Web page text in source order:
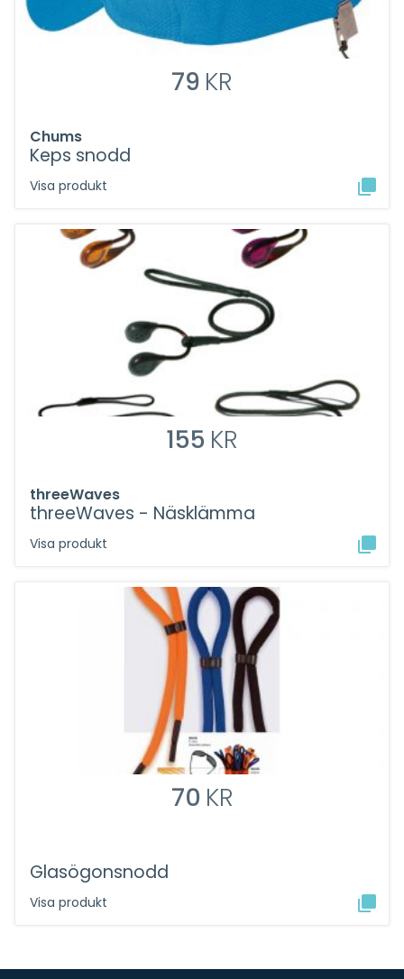
79 KR
Chums
Keps snodd
Visa produkt
155 KR
threeWaves
threeWaves - Näsklämma
Visa produkt
70 KR
Glasögonsnodd
Visa produkt